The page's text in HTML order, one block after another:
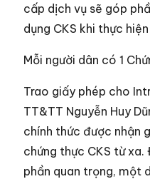
cấp dịch vụ sẽ góp
dụng CKS khi thực
Mỗi người dân có 1
Trao giấy phép cho
TT&TT Nguyễn Huy
chính thức được nhận
chứng thực CKS từ
phần quan trọng, một